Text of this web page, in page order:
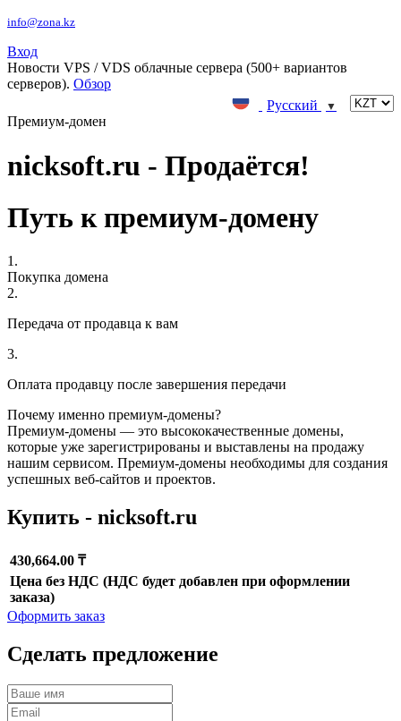
info@zona.kz
Вход
Новости VPS / VDS облачные сервера (500+ вариантов
серверов). Обзор
Русский
▼
Премиум-домен
nicksoft.ru - Продаётся!
Путь к премиум-домену
1.
Покупка домена
2.
Передача от продавца к вам
3.
Оплата продавцу после завершения передачи
Почему именно премиум-домены?
Премиум-домены — это высококачественные домены,
которые уже зарегистрированы и выставлены на продажу
нашим сервисом. Премиум-домены необходимы для создания
успешных веб-сайтов и проектов.
Купить - nicksoft.ru
430,664.00 ₸
Цена без НДС (НДС будет добавлен при оформлении
заказа)
Оформить заказ
Сделать предложение